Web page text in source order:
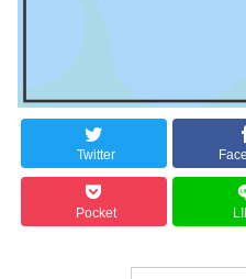
Twitter
Pocket